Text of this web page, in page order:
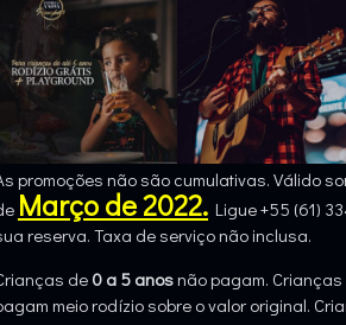
promoções não são cumulativas. Válido
Março de 2022. Ligue +55 (61)
reserva. Taxa de serviço não inclusa.
de 0 a 5 anos não pagam.
meio rodízio sobre o valor original.